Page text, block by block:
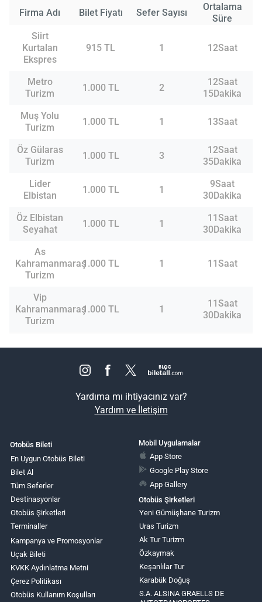
Firma Adı Bilet Fiyatı Sefer Sayısı
Ortalama
Süre
Siirt
Kurtalan
Ekspres
915 TL 1 12Saat
Metro
Turizm
1.000 TL 2
12Saat
15Dakika
Muş Yolu
Turizm
1.000 TL 1 13Saat
Öz Gülaras
Turizm
1.000 TL 3
12Saat
35Dakika
Lider
Elbistan
1.000 TL 1
9Saat
30Dakika
Öz Elbistan
Seyahat
1.000 TL 1
11Saat
30Dakika
As
Kahramanmaraş
Turizm
1.000 TL 1 11Saat
Vip
Kahramanmaraş
Turizm
1.000 TL 1
11Saat
30Dakika
Yardıma mı ihtiyacınız var?
Yardım ve İletişim
Otobüs Bileti
En Uygun Otobüs Bileti
Bilet Al
Tüm Seferler
Destinasyonlar
Otobüs Şirketleri
Terminaller
Kampanya ve Promosyonlar
Uçak Bileti
KVKK Aydınlatma Metni
Çerez Politikası
Otobüs Kullanım Koşulları
Mobil Uygulamalar
App Store
Google Play Store
App Gallery
Otobüs Şirketleri
Yeni Gümüşhane Turizm
Uras Turizm
Ak Tur Turizm
Özkaymak
Keşanlılar Tur
Karabük Doğuş
S.A. ALSINA GRAELLS DE